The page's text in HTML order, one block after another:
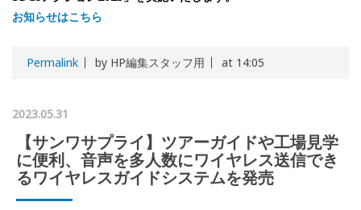
お知らせはこちら
Permalink by HP編集スタッフ用 at 14:05
2023.05.31
【サンワサプライ】ツアーガイドや工場見学
に便利、音声を多人数にワイヤレス送信でき
るワイヤレスガイドシステムを発売